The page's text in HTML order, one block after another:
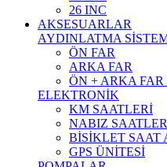
26 INC
AKSESUARLAR
AYDINLATMA
ÖN FAR
ARKA FAR
ÖN + ARKA FAR
ELEKTRONİK
KM SAATLERİ
NABIZ
BİSİKLET SAAT
GPS ÜNİTESİ